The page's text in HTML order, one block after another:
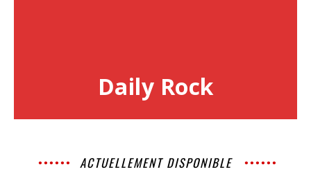
Daily Rock
ACTUELLEMENT DISPONIBLE